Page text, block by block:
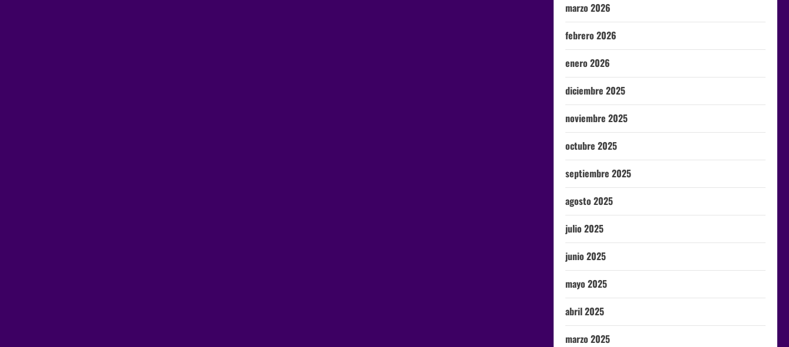
marzo 2026
febrero 2026
enero 2026
diciembre 2025
noviembre 2025
octubre 2025
septiembre 2025
agosto 2025
julio 2025
junio 2025
mayo 2025
abril 2025
marzo 2025